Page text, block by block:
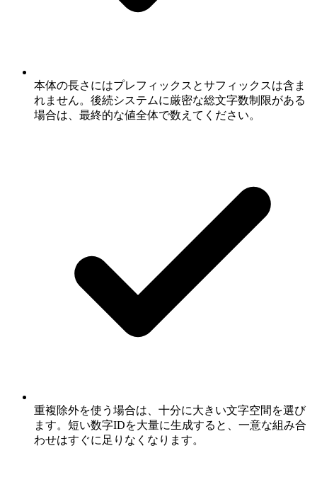
本体の長さにはプレフィックスとサフィックスは含ま
れません。後続システムに厳密な総文字数制限がある
場合は、最終的な値全体で数えてください。
重複除外を使う場合は、十分に大きい文字空間を選び
ます。短い数字IDを大量に生成すると、一意な組み合
わせはすぐに足りなくなります。